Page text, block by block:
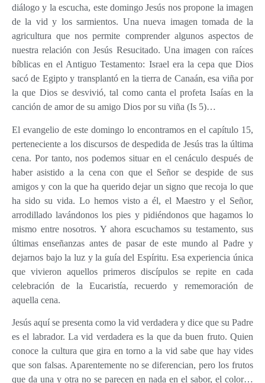
diálogo y la escucha, este domingo Jesús nos propone la imagen
de la vid y los sarmientos. Una nueva imagen tomada de la
agricultura que nos permite comprender algunos aspectos de
nuestra relación con Jesús Resucitado. Una imagen con raíces
bíblicas en el Antiguo Testamento: Israel era la cepa que Dios
sacó de Egipto y transplantó en la tierra de Canaán, esa viña por
la que Dios se desvivió, tal como canta el profeta Isaías en la
canción de amor de su amigo Dios por su viña (Is 5)…
El evangelio de este domingo lo encontramos en el capítulo 15,
perteneciente a los discursos de despedida de Jesús tras la última
cena. Por tanto, nos podemos situar en el cenáculo después de
haber asistido a la cena con que el Señor se despide de sus
amigos y con la que ha querido dejar un signo que recoja lo que
ha sido su vida. Lo hemos visto a él, el Maestro y el Señor,
arrodillado lavándonos los pies y pidiéndonos que hagamos lo
mismo entre nosotros. Y ahora escuchamos su testamento, sus
últimas enseñanzas antes de pasar de este mundo al Padre y
dejarnos bajo la luz y la guía del Espíritu. Esa experiencia única
que vivieron aquellos primeros discípulos se repite en cada
celebración de la Eucaristía, recuerdo y rememoración de
aquella cena.
Jesús aquí se presenta como la vid verdadera y dice que su Padre
es el labrador. La vid verdadera es la que da buen fruto. Quien
conoce la cultura que gira en torno a la vid sabe que hay vides
que son falsas. Aparentemente no se diferencian, pero los frutos
que da una y otra no se parecen en nada en el sabor, el color…